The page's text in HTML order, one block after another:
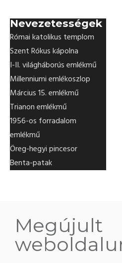
Nevezetességek
Római katolikus templom
Szent Rókus kápolna
I-II. világháborús emlékmű
Millenniumi emlékoszlop
Március 15. emlékmű
Trianon emlékmű
1956-os forradalom
emlékmű
Öreg-hegyi pincesor
Benta-patak
Megújult